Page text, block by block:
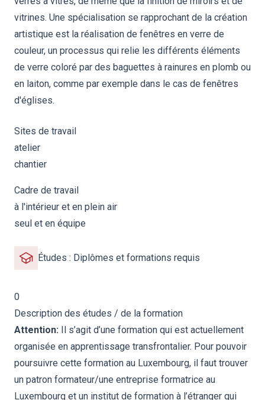
vitrines. Une spécialisation se rapprochant de la création
artistique est la réalisation de fenêtres en verre de
couleur, un processus qui relie les différents éléments
de verre coloré par des baguettes à rainures en plomb ou
en laiton, comme par exemple dans le cas de fenêtres
d'églises.
Sites de travail
atelier
chantier
Cadre de travail
à l'intérieur et en plein air
seul et en équipe
Études : Diplômes et formations requis
0
Description des études / de la formation
Attention: Il s’agit d’une formation qui est actuellement
organisée en apprentissage transfrontalier. Pour pouvoir
poursuivre cette formation au Luxembourg, il faut trouver
un patron formateur/une entreprise formatrice au
Luxembourg et un institut de formation à l’étranger qui